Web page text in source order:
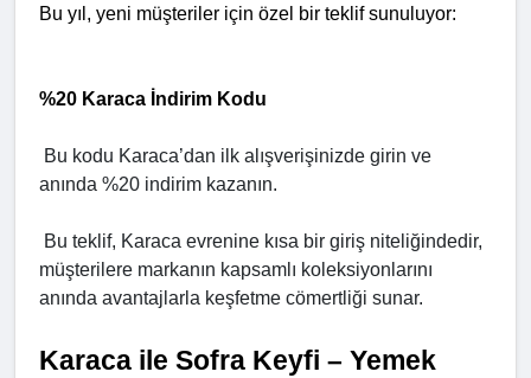
Bu yıl, yeni müşteriler için özel bir teklif sunuluyor:
%20 Karaca İndirim Kodu
Bu kodu Karaca’dan ilk alışverişinizde girin ve
anında %20 indirim kazanın.
Bu teklif, Karaca evrenine kısa bir giriş niteliğindedir,
müşterilere markanın kapsamlı koleksiyonlarını
anında avantajlarla keşfetme cömertliği sunar.
Karaca ile Sofra Keyfi – Yemek